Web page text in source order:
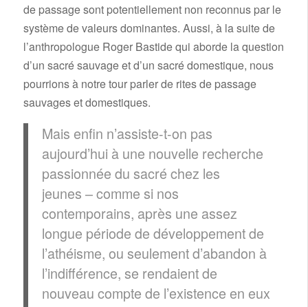
de passage sont potentiellement non reconnus par le
système de valeurs dominantes. Aussi, à la suite de
l’anthropologue Roger Bastide qui aborde la question
d’un sacré sauvage et d’un sacré domestique, nous
pourrions à notre tour parler de rites de passage
sauvages et domestiques.
Mais enfin n’assiste-t-on pas
aujourd’hui à une nouvelle recherche
passionnée du sacré chez les
jeunes – comme si nos
contemporains, après une assez
longue période de développement de
l’athéisme, ou seulement d’abandon à
l’indifférence, se rendaient de
nouveau compte de l’existence en eux